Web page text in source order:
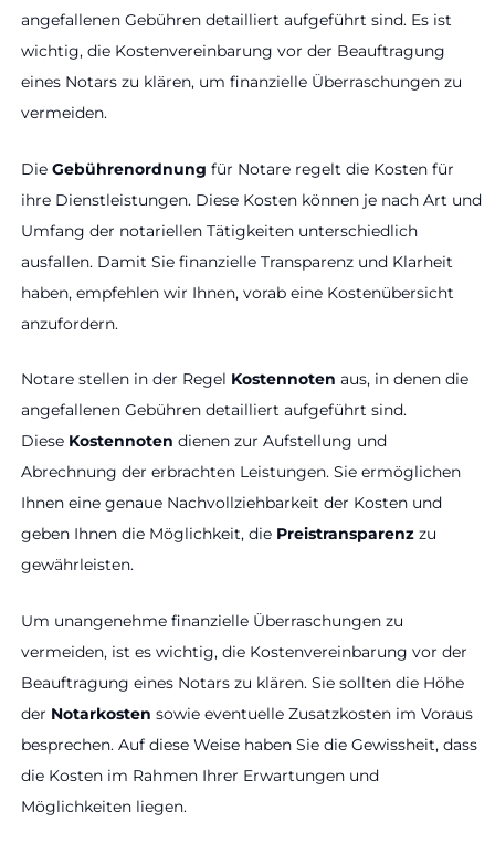
angefallenen Gebühren detailliert aufgeführt sind. Es ist
wichtig, die Kostenvereinbarung vor der Beauftragung
eines Notars zu klären, um finanzielle Überraschungen zu
vermeiden.
Die Gebührenordnung für Notare regelt die Kosten für
ihre Dienstleistungen. Diese Kosten können je nach Art und
Umfang der notariellen Tätigkeiten unterschiedlich
ausfallen. Damit Sie finanzielle Transparenz und Klarheit
haben, empfehlen wir Ihnen, vorab eine Kostenübersicht
anzufordern.
Notare stellen in der Regel Kostennoten aus, in denen die
angefallenen Gebühren detailliert aufgeführt sind.
Diese Kostennoten dienen zur Aufstellung und
Abrechnung der erbrachten Leistungen. Sie ermöglichen
Ihnen eine genaue Nachvollziehbarkeit der Kosten und
geben Ihnen die Möglichkeit, die Preistransparenz zu
gewährleisten.
Um unangenehme finanzielle Überraschungen zu
vermeiden, ist es wichtig, die Kostenvereinbarung vor der
Beauftragung eines Notars zu klären. Sie sollten die Höhe
der Notarkosten sowie eventuelle Zusatzkosten im Voraus
besprechen. Auf diese Weise haben Sie die Gewissheit, dass
die Kosten im Rahmen Ihrer Erwartungen und
Möglichkeiten liegen.